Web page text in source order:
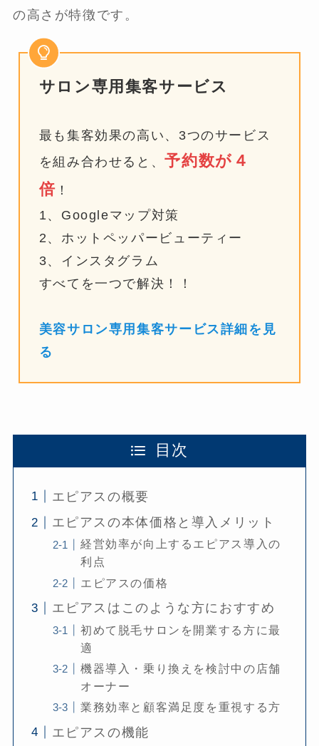
の高さが特徴です。
サロン専用集客サービス
最も集客効果の高い、3つのサービス
を組み合わせると、予約数が４
倍 ！
1、Googleマップ対策
2、ホットペッパービューティー
3、インスタグラム
すべてを一つで解決！！
美容サロン専用集客サービス詳細を見
る
目次
エピアスの概要
エピアスの本体価格と導入メリット
経営効率が向上するエピアス導入の
利点
エピアスの価格
エピアスはこのような方におすすめ
初めて脱毛サロンを開業する方に最
適
機器導入・乗り換えを検討中の店舗
オーナー
業務効率と顧客満足度を重視する方
エピアスの機能